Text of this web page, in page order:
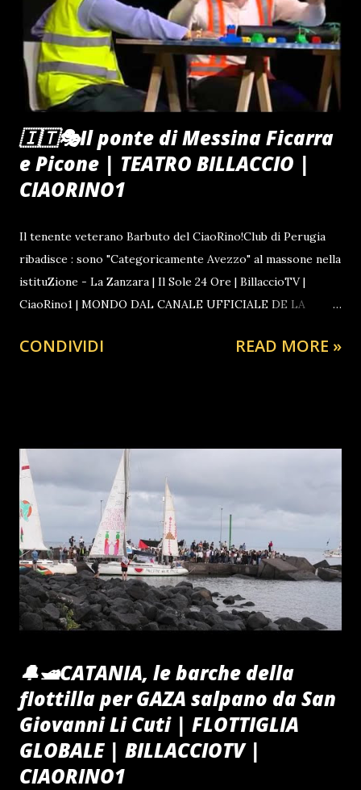
UN FILM GRATIS PER GUARDARNE ALTRI 🎩ATTIVISMO
COSTITUZIONALE CRISTIANO Contro i Ladri Massoni in
parlamento POSSONO INTERESSARTI : ULTIM'ORA di
BILLACCIO NOTIZIE DAL VIVO TIKTOKERS TODAY
VETERANO TIMES O...
🇮🇹🎭Il ponte di Messina Ficarra
e Picone | TEATRO BILLACCIO |
CIAORINO1
Il tenente veterano Barbuto del CiaoRino!Club di Perugia
ribadisce : sono "Categoricamente Avezzo" al massone nella
istituZione - La Zanzara | Il Sole 24 Ore | BillaccioTV |
CiaoRino1 | MONDO DAL CANALE UFFICIALE DE LA
SETTIMANA PRIMA GUARDA ANCHE IL FILM SULLA
rischi la sospensione della patente fino a sei mesi... Un
tanto Caloroso Quanto Fraterno Saluto, dal Tuo AMICONE
In questa epoca apparentemente senza luce e intrisa di
Parlamentari Ladri che non reggiamo più RILASSATI CON
UN FILM GRATIS PER GUARDARNE ALTRI 🎩ATTIVISMO
COSTITUZIONALE CRISTIANO Contro i Ladri Massoni in
parlamento POSSONO INTERESSARTI : ULTIM'ORA di
BILLACCIO NOTIZIE DAL VIVO TIKTOKERS TODAY
CONDIVIDI READ MORE »
🔔🛥CATANIA, le barche della
flottilla per GAZA salpano da San
Giovanni Li Cuti | FLOTTIGLIA
GLOBALE | BILLACCIOTV |
CIAORINO1